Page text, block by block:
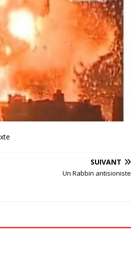
SUIVANT
Un Rabbin antisioniste